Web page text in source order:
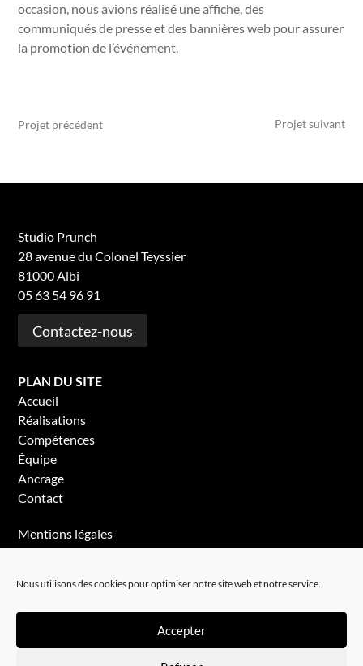
Nous utilisons des cookies pour optimiser notre site web et notre service.
Accepter
occasion, nous avions réalisé une affiche, des
communiqués de presse et des bannières web pour assurer
la promotion de l’événement.
Projet précédent Projet suivant
Studio Prunch
28 avenue du Colonel Teyssier
81000 Albi
05 63 54 96 91
Contactez-nous
PLAN DU SITE
Accueil
Réalisations
Compétences
Équipe
Ancrage
Contact
Mentions légales
Politique de confidentialité